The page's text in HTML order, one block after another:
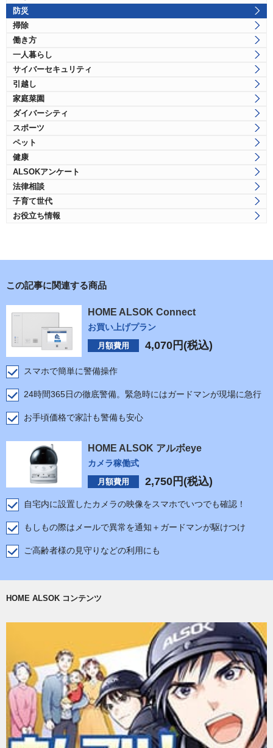
防災
掃除
働き方
一人暮らし
サイバーセキュリティ
引越し
家庭菜園
ダイバーシティ
スポーツ
ペット
健康
ALSOKアンケート
法律相談
子育て世代
お役立ち情報
この記事に関連する商品
HOME ALSOK Connect
お買い上げプラン
月額費用 4,070 円(税込)
スマホで簡単に警備操作
24時間365日の徹底警備。緊急時にはガードマンが現場に急行
お手頃価格で家計も警備も安心
HOME ALSOK アルボeye
カメラ稼働式
月額費用 2,750 円(税込)
自宅内に設置したカメラの映像をスマホでいつでも確認！
もしもの際はメールで異常を通知＋ガードマンが駆けつけ
ご高齢者様の見守りなどの利用にも
HOME ALSOK コンテンツ